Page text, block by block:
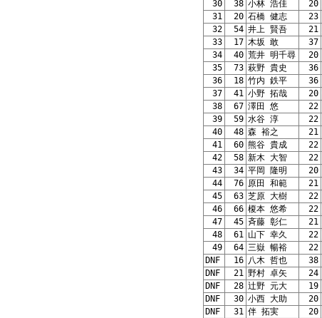
30
38 小林 浩佳 20
31
20 石橋 健志 23
32
54 井上 賢吾 21
33
17 木坂 敢 37
34
40 荒井 明千尋 20
35
73 萩野 貴史 36
36
18 竹内 鉄平 36
37
41 小野 拓哉 20
38
67 澤田 悠 22
39
59 水谷 淳 22
40
48 森 裕之 21
41
60 熊谷 貴成 22
42
58 新木 大智 22
43
34 平岡 隆明 20
44
76 原田 和範 21
45
63 芝原 大樹 22
46
66 榎本 悠希 22
47
45 斉藤 彰仁 21
48
61 山下 幸久 22
49
64 三嶽 暢裕 22
DNF
16 八木 哲也 38
DNF
21 野村 卓矢 24
DNF
28 辻野 元大 19
DNF
30 小西 大助 20
DNF
31 伴 拓実 20